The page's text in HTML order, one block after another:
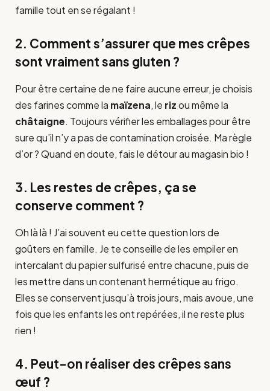
famille tout en se régalant !
2. Comment s’assurer que mes crêpes
sont vraiment sans gluten ?
Pour être certaine de ne faire aucune erreur, je choisis
des farines comme la maïzena, le rizou même la
châtaigne. Toujours vérifier les emballages pour être
sure qu’il n’y a pas de contamination croisée. Ma règle
d’or ? Quand en doute, fais le détour au magasin bio !
3. Les restes de crêpes, ça se
conserve comment ?
Oh là là ! J’ai souvent eu cette question lors de
goûters en famille. Je te conseille de les empiler en
intercalant du papier sulfurisé entre chacune, puis de
les mettre dans un contenant hermétique au frigo.
Elles se conservent jusqu’à trois jours, mais avoue, une
fois que les enfants les ont repérées, il ne reste plus
rien !
4. Peut-on réaliser des crêpes sans
œuf ?